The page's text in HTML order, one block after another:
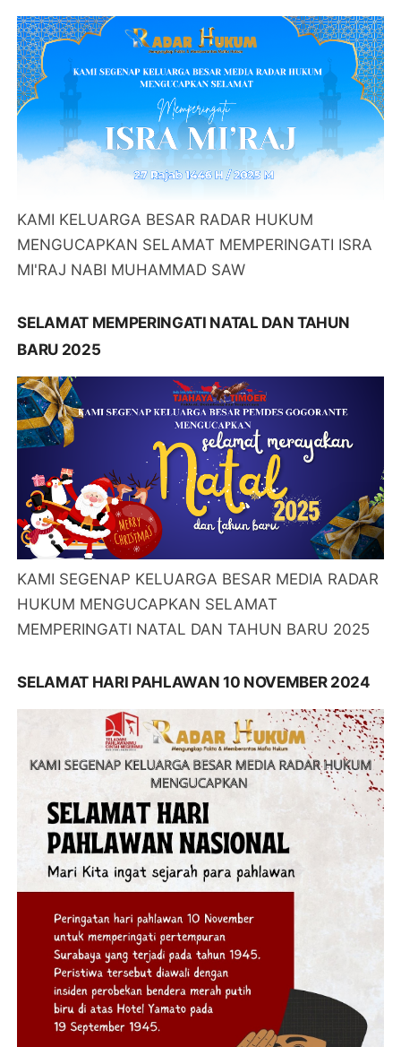
KAMI KELUARGA BESAR RADAR HUKUM
MENGUCAPKAN SELAMAT MEMPERINGATI ISRA
MI'RAJ NABI MUHAMMAD SAW
SELAMAT MEMPERINGATI NATAL DAN TAHUN
BARU 2025
KAMI SEGENAP KELUARGA BESAR MEDIA RADAR
HUKUM MENGUCAPKAN SELAMAT
MEMPERINGATI NATAL DAN TAHUN BARU 2025
SELAMAT HARI PAHLAWAN 10 NOVEMBER 2024